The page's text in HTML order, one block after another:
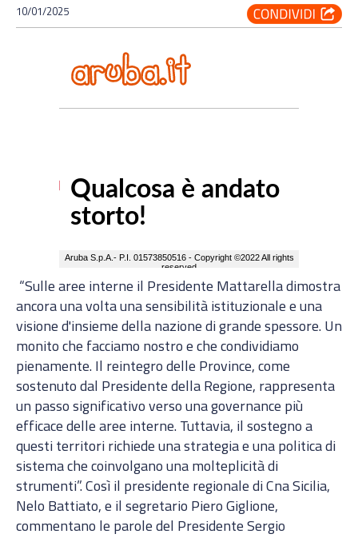
10/01/2025
“Sulle aree interne il Presidente Mattarella dimostra
ancora una volta una sensibilità istituzionale e una
visione d'insieme della nazione di grande spessore. Un
monito che facciamo nostro e che condividiamo
pienamente. Il reintegro delle Province, come
sostenuto dal Presidente della Regione, rappresenta
un passo significativo verso una governance più
efficace delle aree interne. Tuttavia, il sostegno a
questi territori richiede una strategia e una politica di
sistema che coinvolgano una molteplicità di
strumenti”. Così il presidente regionale di Cna Sicilia,
Nelo Battiato, e il segretario Piero Giglione,
commentano le parole del Presidente Sergio